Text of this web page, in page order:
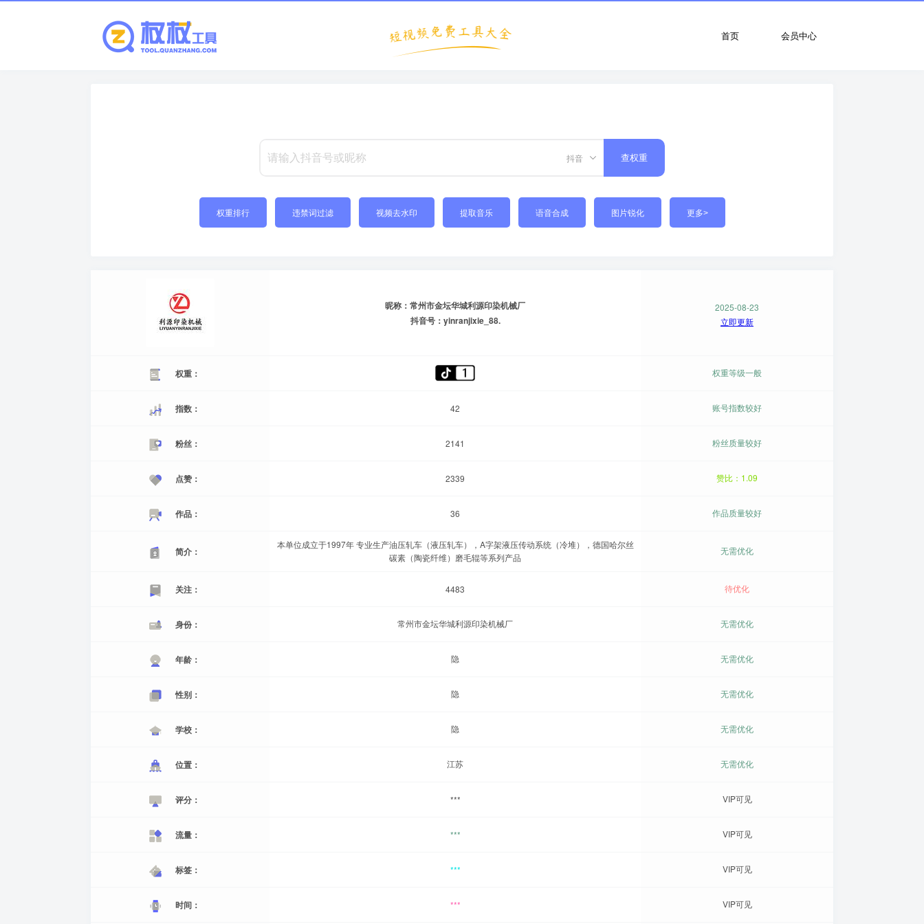
会员中心
首页
抖音 查权重
权重排行 违禁词过滤 视频去水印 提取音乐 语音合成 图片锐化 更多>
昵称：常州市金坛华城利源印染机械厂
抖音号：yinranjixie_88.
2025-08-23
立即更新
权重： 权重等级一般
指数： 42 账号指数较好
粉丝： 2141 粉丝质量较好
点赞： 2339 赞比：1.09
作品： 36 作品质量较好
简介：
本单位成立于1997年 专业生产油压轧车（液压轧车），A字架液压传动系统（冷堆），德国哈尔丝
碳素（陶瓷纤维）磨毛辊等系列产品
无需优化
关注： 4483 待优化
身份： 常州市金坛华城利源印染机械厂 无需优化
年龄： 隐 无需优化
性别： 隐 无需优化
学校： 隐 无需优化
位置： 江苏 无需优化
评分： *** VIP可见
流量： *** VIP可见
标签： *** VIP可见
时间： *** VIP可见